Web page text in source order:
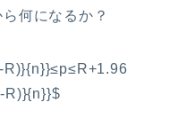
何になるか？
R)}{n}}$